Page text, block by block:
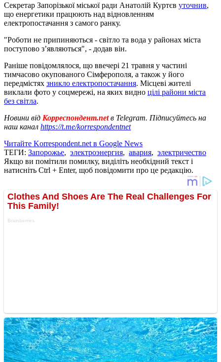
Секретар Запорізької міської ради Анатолій Куртєв уточнив,
що енергетики працюють над відновленням
електропостачання з самого ранку.
"Роботи не припиняються - світло та вода у районах міста
поступово зʼявляються", - додав він.
Раніше повідомлялося, що ввечері 21 травня у частині
тимчасово окупованого Сімферополя, а також у його
передмістях зникло електропостачання. Місцеві жителі
виклали фото у соцмережі, на яких видно цілі райони міста
без світла.
Новини від Корреспондент.netв Telegram. Підписуйтесь на
наш канал https://t.me/korrespondentnet
Читайте Korrespondent.net в Google News
ТЕГИ: Запорожье, электроэнергия, авария, электричество
Якщо ви помітили помилку, виділіть необхідний текст і
натисніть Ctrl + Enter, щоб повідомити про це редакцію.